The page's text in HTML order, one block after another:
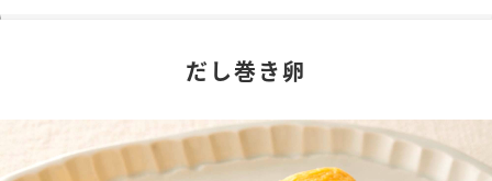
商品カテゴリ
だし巻き卵